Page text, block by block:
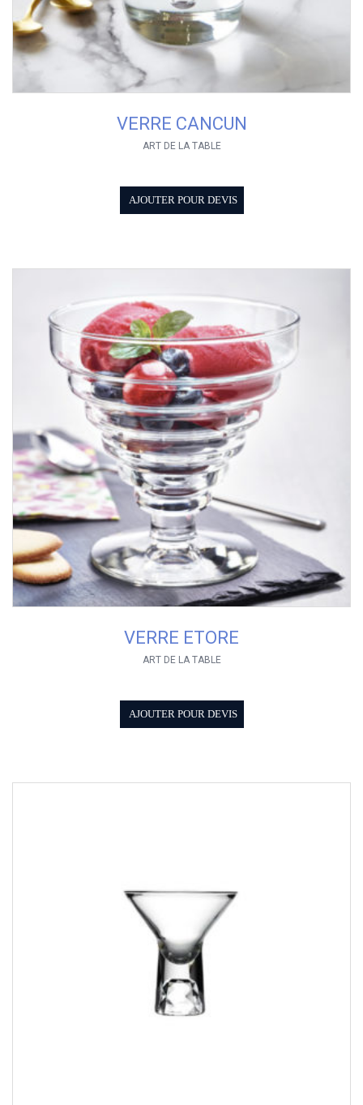
VERRE CANCUN
ART DE LA TABLE
AJOUTER POUR DEVIS
VERRE ETORE
ART DE LA TABLE
AJOUTER POUR DEVIS